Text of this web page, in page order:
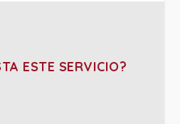
ESTE SERVICIO?